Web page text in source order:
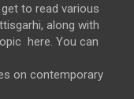
to read various
along with
here. You can
on contemporary